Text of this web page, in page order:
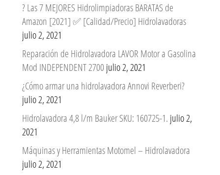
? Las 7 MEJORES Hidrolimpiadoras BARATAS de
Amazon [2021] ✅ [Calidad/Precio] Hidrolavadoras
julio 2, 2021
Reparación de Hidrolavadora LAVOR Motor a Gasolina
Mod INDEPENDENT 2700 julio 2, 2021
¿Cómo armar una hidrolavadora Annovi Reverberi?
julio 2, 2021
Hidrolavadora 4,8 l/m Bauker SKU: 160725-1. julio 2,
2021
Máquinas y Herramientas Motomel – Hidrolavadora
julio 2, 2021